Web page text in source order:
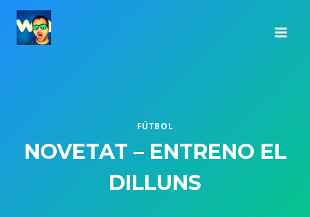
Saltar
contenido
FÚTBOL
NOVETAT – ENTRENO EL
DILLUNS